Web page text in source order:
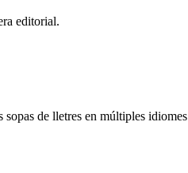
editorial.
de lletres en múltiples idiomes